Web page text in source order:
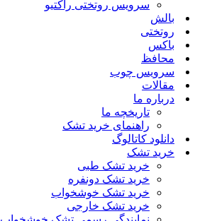
سرویس روتختی راکتیو
بالش
روتختی
باکس
محافظ
سرویس چوب
مقالات
درباره ما
تاریخچه ما
راهنمای خرید تشک
دانلود کاتالوگ
خرید تشک
خرید تشک طبی
خرید تشک دونفره
خرید تشک خوشخواب
خرید تشک خارجی